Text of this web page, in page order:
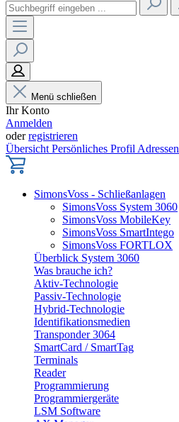
Menü schließen
Ihr Konto
Anmelden
oderregistrieren
Übersicht Persönliches Profil Adressen
SimonsVoss - Schließanlagen
SimonsVoss System 3060
SimonsVoss MobileKey
SimonsVoss SmartIntego
SimonsVoss FORTLOX
Überblick System 3060
Was brauche ich?
Aktiv-Technologie
Passiv-Technologie
Hybrid-Technologie
Identifikationsmedien
Transponder 3064
SmartCard / SmartTag
Terminals
Reader
Programmierung
Programmiergeräte
LSM Software